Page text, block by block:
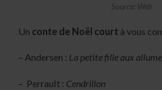
Source: Web
Un conte de Noël court à vous
– Andersen : La petite fille aux
– Perrault : Cendrillon